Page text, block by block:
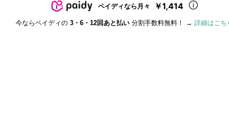
ペイディなら月々 ￥1,414
今ならペイディの 3・6・12回あと払い 分割手数料無料！ → 詳細はこち